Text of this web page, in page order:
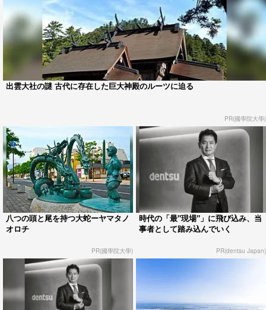
出雲大社の謎 古代に存在した巨大神殿のルーツに迫る
PR(國學院大學)
八つの頭と尾を持つ大蛇ーヤマタノ
オロチ
PR(國學院大學)
時代の「最"現場"」に飛び込み、当
事者として踏み込んでいく
PR(dentsu Japan)